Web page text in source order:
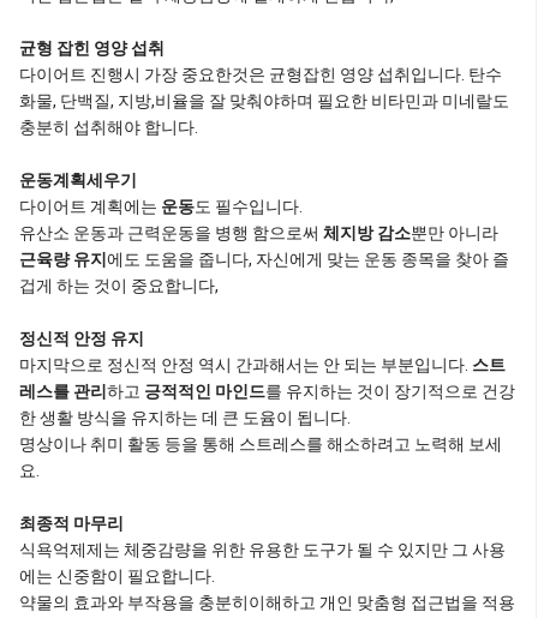
균형 잡힌 영양 섭취
다이어트 진행시 가장 중요한것은 균형잡힌 영양 섭취입니다. 탄수
화물, 단백질, 지방,비율을 잘 맞춰야하며 필요한 비타민과 미네랄도
충분히 섭취해야 합니다.
운동계획세우기
다이어트 계획에는 운동도 필수입니다.
유산소 운동과 근력운동을 병행 함으로써 체지방 감소뿐만 아니라
근육량 유지 에도 도움을 줍니다, 자신에게 맞는 운동 종목을 찾아 즐
겁게 하는 것이 중요합니다,
정신적 안정 유지
마지막으로 정신적 안정 역시 간과해서는 안 되는 부분입니다. 스트
레스를 관리 하고 긍적적인 마인드를 유지하는 것이 장기적으로 건강
한 생활 방식을 유지하는 데 큰 도윰이 됩니다.
명상이나 취미 활동 등을 통해 스트레스를 해소하려고 노력해 보세
요.
최종적 마무리
식욕억제제는 체중감량을 위한 유용한 도구가 될 수 있지만 그 사용
에는 신중함이 필요합니다.
약물의 효과와 부작용을 충분히이해하고 개인 맞춤형 접근법을 적용